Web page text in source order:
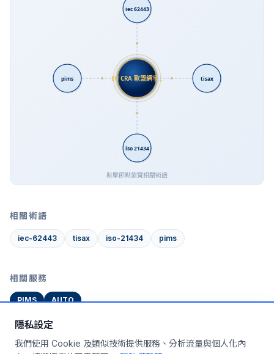
隱私設定
我們使用 Cookie 及類似技術提供服務、分析流量與個人化內
EU CRA 歐盟網宇…
iec 62443
tisax
iso 21434
pims
點擊節點瀏覽相關術語
相關術語
iec-62443 tisax iso-21434 pims
相關服務
PIMS AUTO